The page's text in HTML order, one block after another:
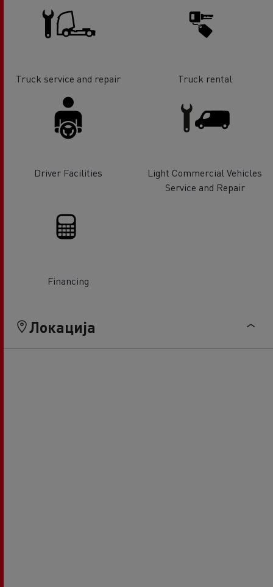
Truck service and repair Truck rental
Driver Facilities
Light Commercial Vehicles
Service and Repair
Financing
Локација